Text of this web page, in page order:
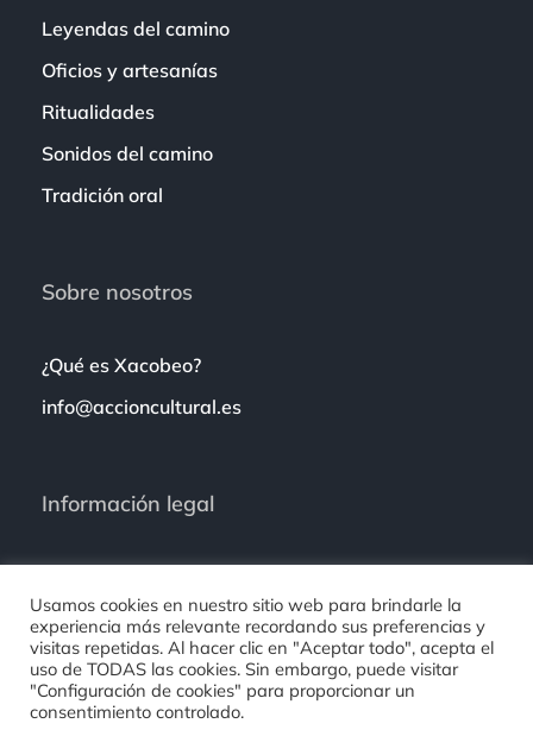
Leyendas del camino
Oficios y artesanías
Ritualidades
Sonidos del camino
Tradición oral
Sobre nosotros
¿Qué es Xacobeo?
info@accioncultural.es
Información legal
Aviso legal
Política de cookies
Usamos cookies en nuestro sitio web para brindarle la
experiencia más relevante recordando sus preferencias y
visitas repetidas. Al hacer clic en "Aceptar todo", acepta el
uso de TODAS las cookies. Sin embargo, puede visitar
"Configuración de cookies" para proporcionar un
consentimiento controlado.